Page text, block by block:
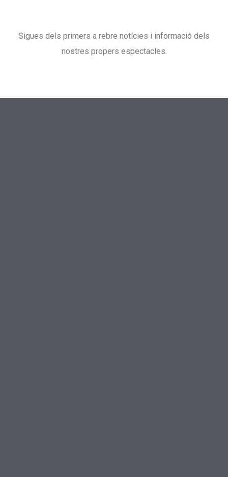
Sigues dels primers a rebre notícies i informació dels
nostres propers espectacles.